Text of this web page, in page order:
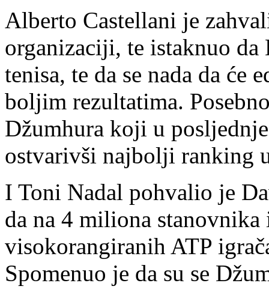
Alberto Castellani je
organizaciji, te istaknuo
tenisa, te da se nada da će
boljim rezultatima.
Džumhura koji u
ostvarivši najbolji ranking
I Toni Nadal pohvalio je
da na 4 miliona
visokorangiranih ATP
Spomenuo je da su se